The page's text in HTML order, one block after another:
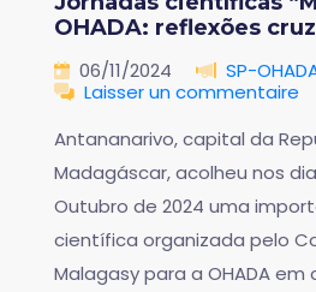
OHADA: reflexões
06/11/2024
SP-
Laisser un commentaire
Antananarivo, capital da
Madagáscar, acolheu nos
Outubro de 2024 uma
científica organizada pelo
Malagasy para a OHADA